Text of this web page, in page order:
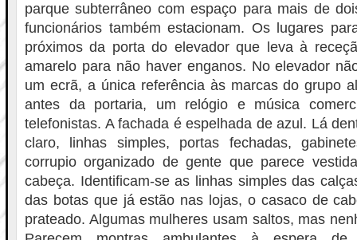
parque subterrâneo com espaço para mais de
funcionários também estacionam. Os lugares
próximos da porta do elevador que leva à
amarelo para não haver enganos. No elevador
um ecrã, a única referência às marcas do grupo
antes da portaria, um relógio e música
telefonistas. A fachada é espelhada de azul. Lá
claro, linhas simples, portas fechadas,
corrupio organizado de gente que parece
cabeça. Identificam-se as linhas simples das
das botas que já estão nas lojas, o casaco de
prateado. Algumas mulheres usam saltos, mas